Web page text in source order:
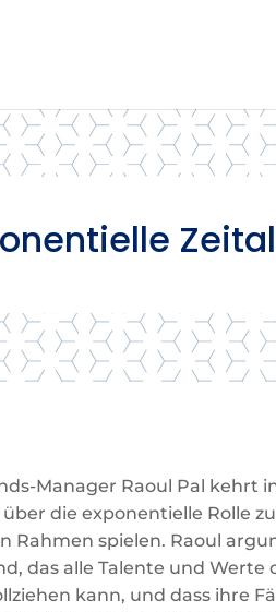
Manager Raoul Pal kehrt
die exponentielle Rolle
Rahmen spielen. Raoul
das alle Talente und
kann, und dass ihre